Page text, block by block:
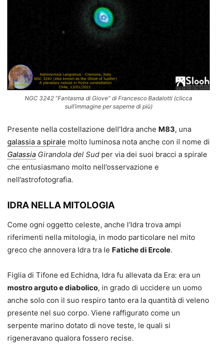
NGC 3242 “Fantasma di Giove” di Francesco Badalotti (clicca
sull’immagine per saperne di più)
Presente nella costellazione dell’Idra anche M83, una
galassia a spirale molto luminosa nota anche con il nome di
Galassia Girandola del Sud per via dei suoi bracci a spirale
che entusiasmano molto nell’osservazione e
nell’astrofotografia.
IDRA NELLA MITOLOGIA
Come ogni oggetto celeste, anche l’Idra trova ampi
riferimenti nella mitologia, in modo particolare nel mito
greco che annovera Idra tra le Fatiche di Ercole.
Figlia di Tifone ed Echidna, Idra fu allevata da Era: era un
mostro arguto e diabolico, in grado di uccidere un uomo
anche solo con il suo respiro tanto era la quantità di veleno
presente nel suo corpo. Viene raffigurato come un
serpente marino dotato di nove teste, le quali si
rigeneravano qualora fossero recise.